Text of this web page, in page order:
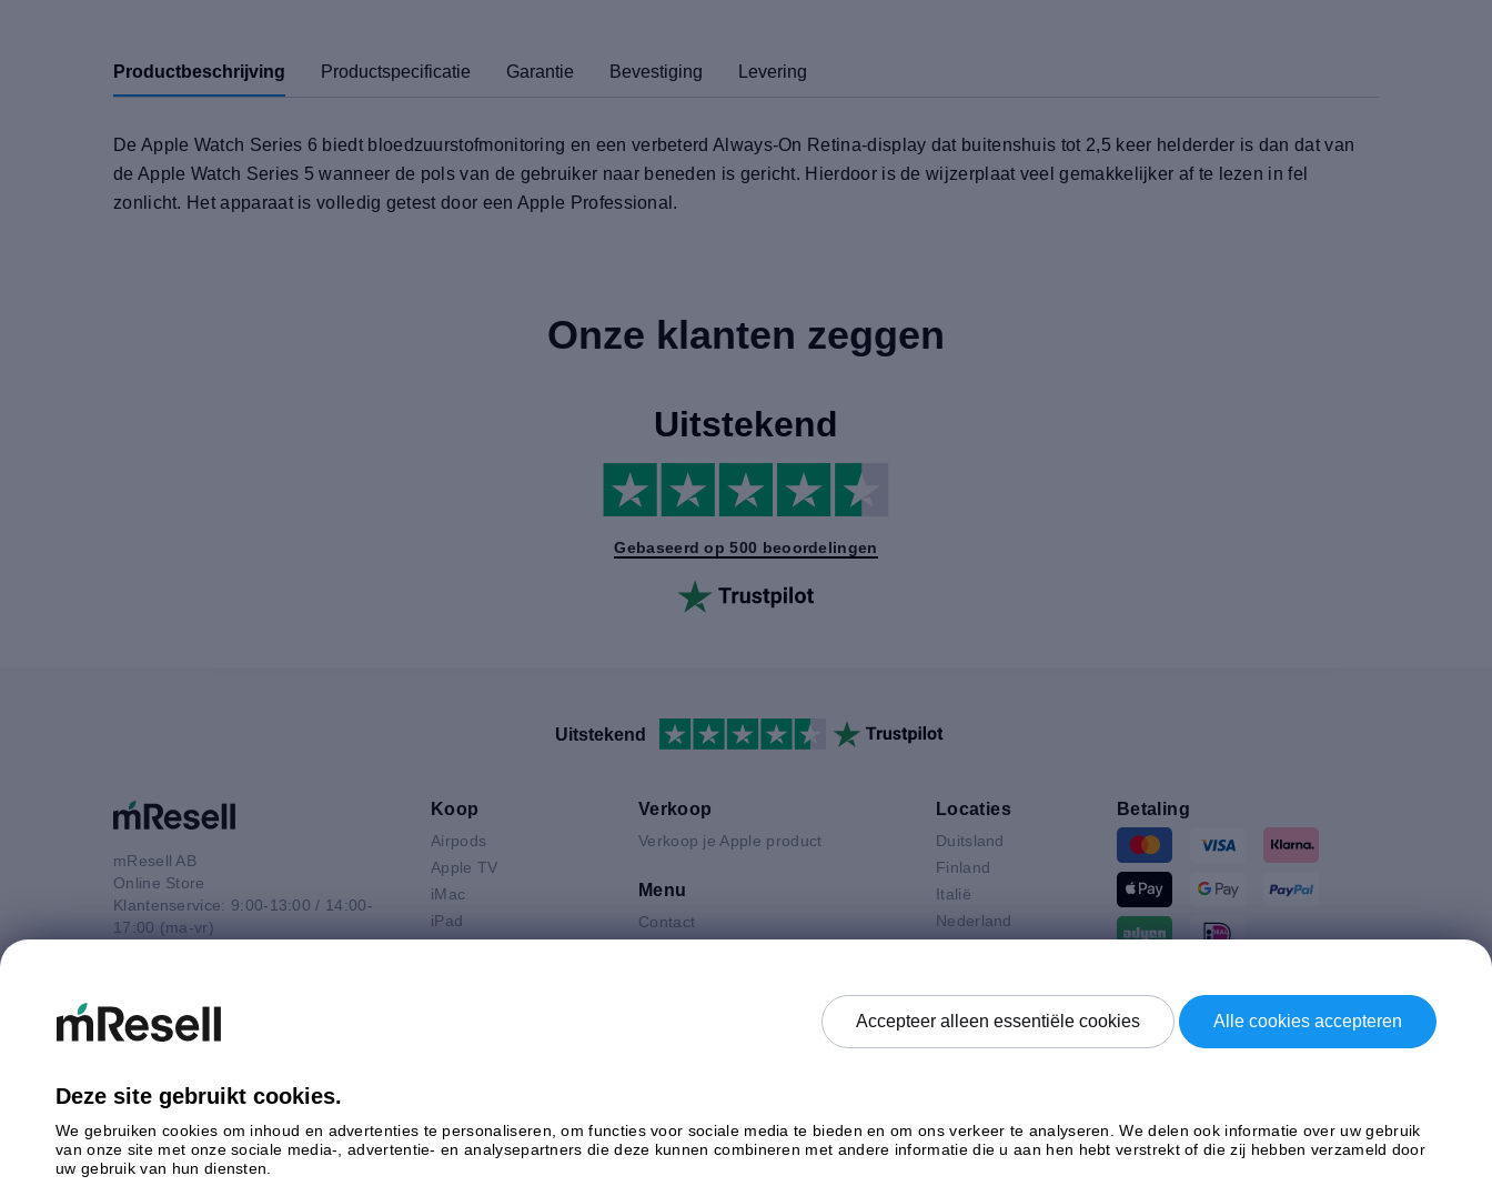
Productbeschrijving Productspecificatie Garantie Bevestiging Levering
De Apple Watch Series 6 biedt bloedzuurstofmonitoring en een verbeterd Always-On Retina-display dat buitenshuis tot 2,5 keer helderder is dan dat van
de Apple Watch Series 5 wanneer de pols van de gebruiker naar beneden is gericht. Hierdoor is de wijzerplaat veel gemakkelijker af te lezen in fel
zonlicht. Het apparaat is volledig getest door een Apple Professional.
Onze klanten zeggen
Uitstekend
Gebaseerd op 500 beoordelingen
Uitstekend
mResell AB
Online Store
Klantenservice: 9:00-13:00 / 14:00-
17:00 (ma-vr)
contact@mresell.nl
Koop
Airpods
Apple TV
iMac
iPad
Watch
Android
Verkoop
Verkoop je Apple product
Menu
Contact
Locaties
Duitsland
Finland
Italië
Nederland
Spanje
Verenigd Koninkrijk
Zweden
Betaling
Verzending door
Accepteer alleen essentiële cookies
Alle cookies accepteren
Deze site gebruikt cookies.
We gebruiken cookies om inhoud en advertenties te personaliseren, om functies voor sociale media te bieden en om ons verkeer te analyseren. We delen ook informatie over uw gebruik
van onze site met onze sociale media-, advertentie- en analysepartners die deze kunnen combineren met andere informatie die u aan hen hebt verstrekt of die zij hebben verzameld door
uw gebruik van hun diensten.